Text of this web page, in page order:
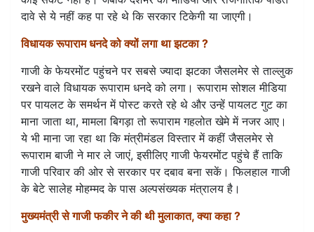
दावे से ये नहीं कह पा रहे थे कि सरकार टिकेगी या जाएगी।
विधायक रूपाराम धनदे को क्यों लगा था झटका ?
गाजी के फेयरमोंट पहुंचने पर सबसे ज्यादा झटका जैसलमेर से ताल्लुक
रखने वाले विधायक रूपाराम धनदे को लगा। रूपाराम सोशल मीडिया
पर पायलट के समर्थन में पोस्ट करते रहे थे और उन्हें पायलट गुट का
माना जाता था, मामला बिगड़ा तो रूपाराम गहलोत खेमे में नजर आए।
ये भी माना जा रहा था कि मंत्रीमंडल विस्तार में कहीं जैसलमेर से
रूपाराम बाजी ने मार ले जाएं, इसीलिए गाजी फेयरमोंट पहुंचे हैं ताकि
गाजी परिवार की ओर से सरकार पर दबाव बना सकें। फिलहाल गाजी
के बेटे सालेह मोहम्मद के पास अल्पसंख्यक मंत्रालय है।
मुख्यमंत्री से गाजी फकीर ने की थी मुलाकात, क्या कहा ?